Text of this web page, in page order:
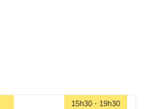
15h30 - 19h30